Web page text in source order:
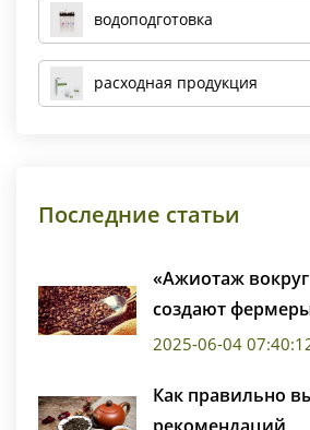
водоподготовка
расходная продукция
Последние статьи
«Ажиотаж
создают
2025-06-04
Как правильно